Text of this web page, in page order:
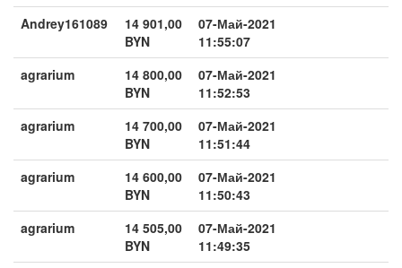
Andrey161089
14 901,00
BYN
07-Май-2021
11:55:07
agrarium
14 800,00
BYN
07-Май-2021
11:52:53
agrarium
14 700,00
BYN
07-Май-2021
11:51:44
agrarium
14 600,00
BYN
07-Май-2021
11:50:43
agrarium
14 505,00
BYN
07-Май-2021
11:49:35